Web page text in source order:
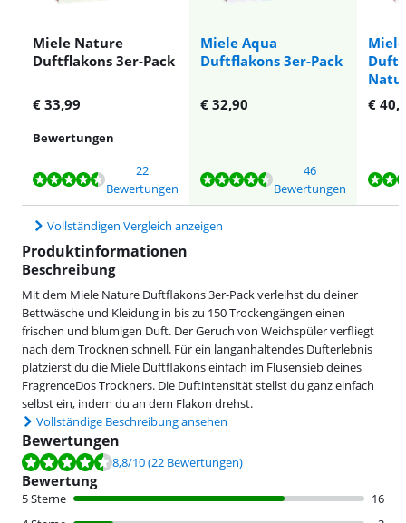
Miele Nature
Duftflakons 3er-Pack
Miele Aqua
Duftflakons 3er-Pack
€ 33,99 € 32,90 €
Bewertungen
Bewertet mit 8,8 von 10, basierend auf 22 Bewertungen.
22
Bewertungen
Bewertet mit 8,9 von 10, basierend auf 46 Bewertungen.
46
Bewertungen
Bewertet mit 8,6 von 10, basierend auf 16 Bewertungen.
Bewertet mit 8,0 von 10, basierend auf 1 Bewertung.
Vollständigen Vergleich anzeigen
Produktinformationen
Beschreibung
Mit dem Miele Nature Duftflakons 3er-Pack verleihst du deiner
Bettwäsche und Kleidung in bis zu 150 Trockengängen einen
frischen und blumigen Duft. Der Geruch von Weichspüler verfliegt
nach dem Trocknen schnell. Für ein langanhaltendes Dufterlebnis
platzierst du die Miele Duftflakons einfach im Flusensieb deines
FragrenceDos Trockners. Die Duftintensität stellst du ganz einfach
selbst ein, indem du an dem Flakon drehst.
Vollständige Beschreibung ansehen
Bewertungen
Bewertet mit 8,8 von 10, basierend auf 22 Bewertungen.
8,8/10(22 Bewertungen)
Bewertung
5 Sterne
16